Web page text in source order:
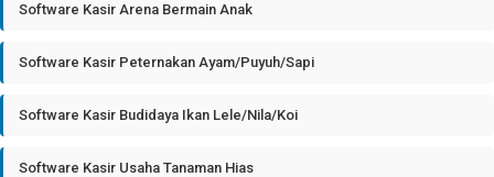
Software Kasir Arena Bermain Anak
Software Kasir Peternakan Ayam/Puyuh/Sapi
Software Kasir Budidaya Ikan Lele/Nila/Koi
Software Kasir Usaha Tanaman Hias